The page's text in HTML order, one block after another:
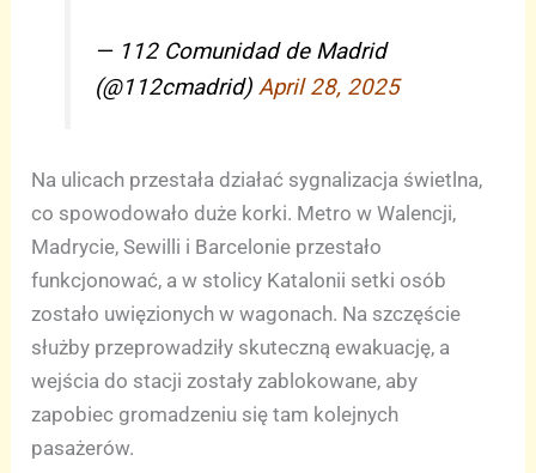
— 112 Comunidad de Madrid
(@112cmadrid)April 28, 2025
Na ulicach przestała działać sygnalizacja świetlna,
co spowodowało duże korki. Metro w Walencji,
Madrycie, Sewilli i Barcelonie przestało
funkcjonować, a w stolicy Katalonii setki osób
zostało uwięzionych w wagonach. Na szczęście
służby przeprowadziły skuteczną ewakuację, a
wejścia do stacji zostały zablokowane, aby
zapobiec gromadzeniu się tam kolejnych
pasażerów.